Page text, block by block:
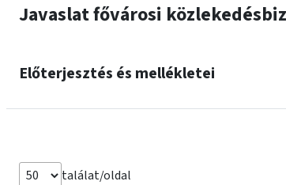
Javaslat fővárosi
Előterjesztés és mellékletei
találat/oldal